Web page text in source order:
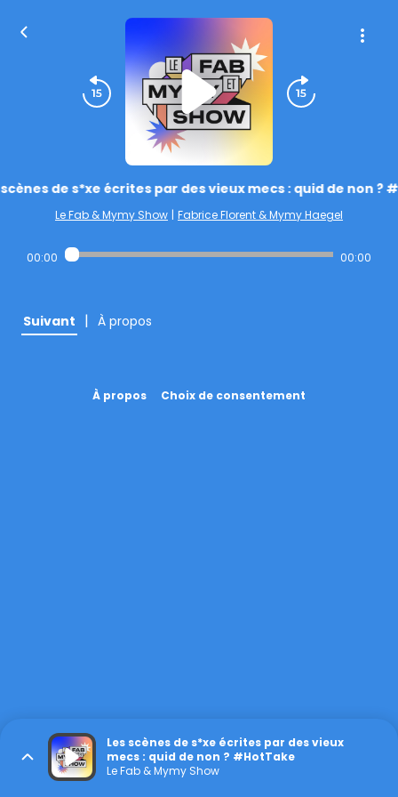
de s*xe écrites par des vieux mecs : quid de non ?
Le Fab & Mymy Show | Fabrice Florent & Mymy Haegel
00:00 00:00
Suivant | À propos
À propos Choix de consentement
Les scènes de s*xe écrites par des vieux
mecs : quid de non ? #HotTake
Le Fab & Mymy Show